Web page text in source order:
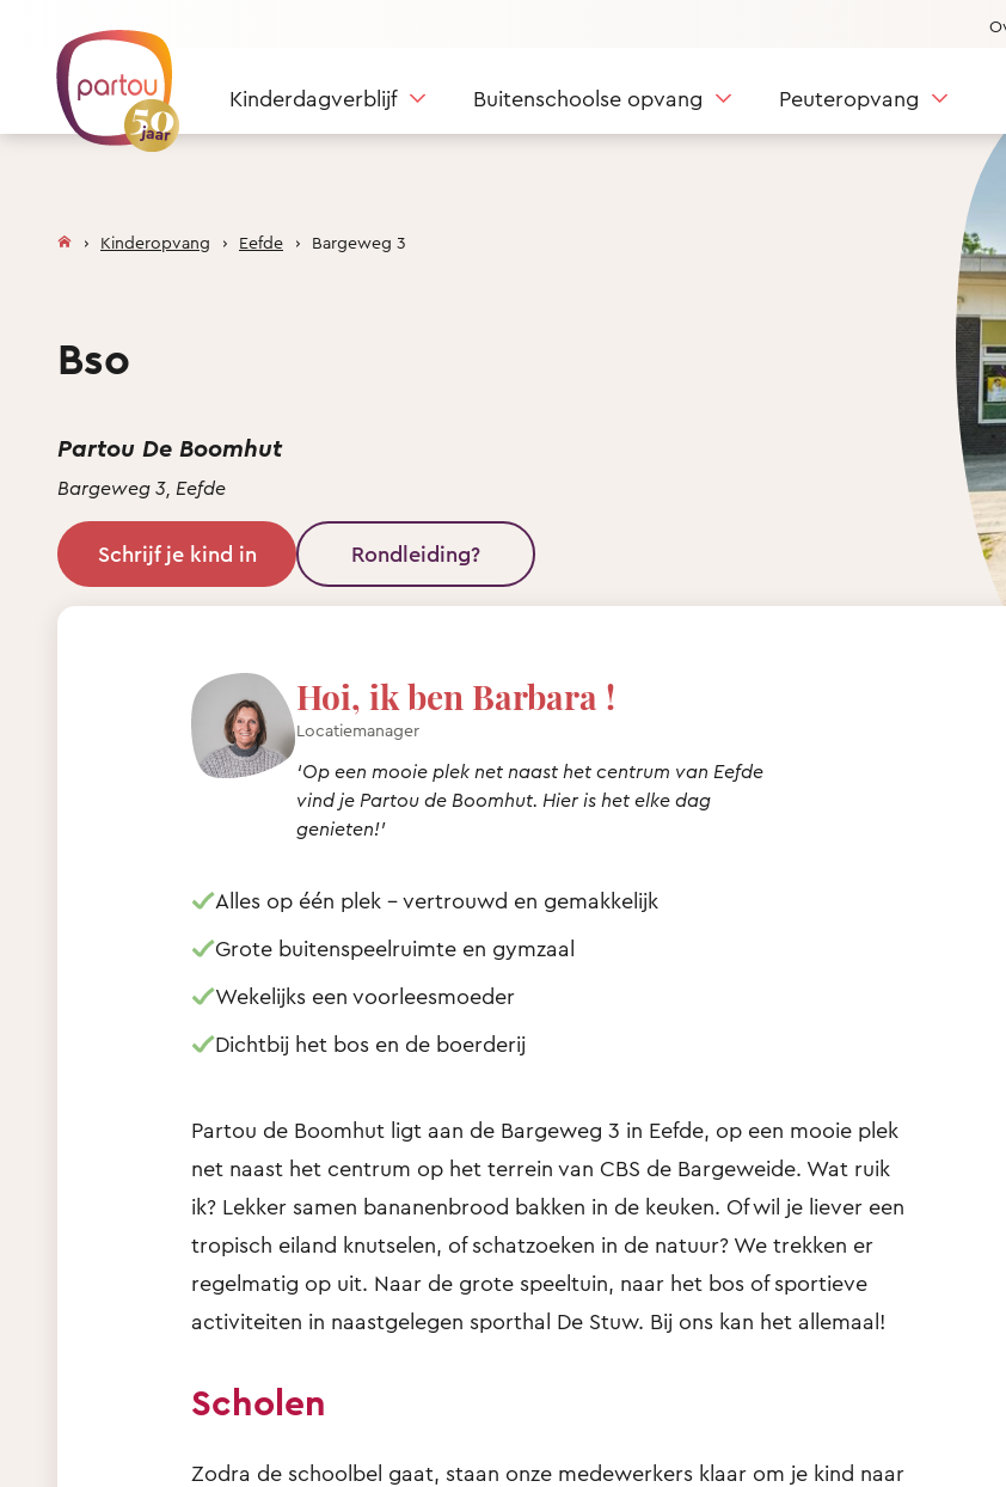
Kinderdagverblijf Buitenschoolse opvang Peuteropvang
Kinderopvang Eefde Bargeweg 3
Bso
Partou De Boomhut
Bargeweg 3, Eefde
Schrijf je kind in Rondleiding?
Hoi, ik ben Barbara !
Locatiemanager
‘Op een mooie plek net naast het centrum van Eefde
vind je Partou de Boomhut. Hier is het elke dag
genieten!’
Alles op één plek - vertrouwd en gemakkelijk
Grote buitenspeelruimte en gymzaal
Wekelijks een voorleesmoeder
Dichtbij het bos en de boerderij
Partou de Boomhut ligt aan de Bargeweg 3 in Eefde, op een mooie plek
net naast het centrum op het terrein van CBS de Bargeweide. Wat ruik
ik? Lekker samen bananenbrood bakken in de keuken. Of wil je liever een
tropisch eiland knutselen, of schatzoeken in de natuur? We trekken er
regelmatig op uit. Naar de grote speeltuin, naar het bos of sportieve
activiteiten in naastgelegen sporthal De Stuw. Bij ons kan het allemaal!
Scholen
Zodra de schoolbel gaat, staan onze medewerkers klaar om je kind naar